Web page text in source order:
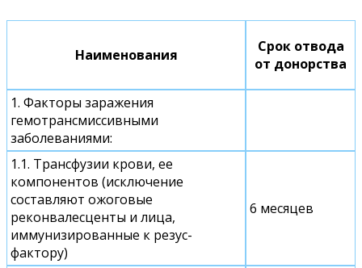
Наименования
Срок отвода
от донорства
1. Факторы заражения
гемотрансмиссивными
заболеваниями:
1.1. Трансфузии крови, ее
компонентов (исключение
составляют ожоговые
реконвалесценты и лица,
иммунизированные к резус-
фактору)
6 месяцев